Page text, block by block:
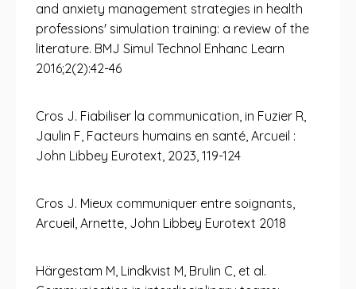
and anxiety management strategies in health
professions' simulation training: a review of the
literature. BMJ Simul Technol Enhanc Learn
2016;2(2):42-46
Cros J. Fiabiliser la communication, in Fuzier R,
Jaulin F, Facteurs humains en santé, Arcueil :
John Libbey Eurotext, 2023, 119-124
Cros J. Mieux communiquer entre soignants,
Arcueil, Arnette, John Libbey Eurotext 2018
Härgestam M, Lindkvist M, Brulin C, et al.